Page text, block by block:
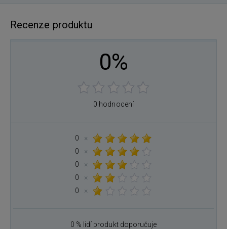
Recenze produktu
0%
0 hodnocení
0
×
0
×
0
×
0
×
0
×
0 % lidí produkt doporučuje